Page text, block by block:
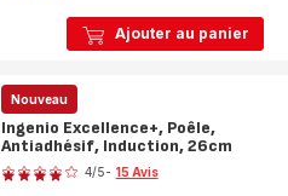
Ajouter au panier
Nouveau
Ingenio Excellence+, Poêle,
Antiadhésif, Induction, 26cm
Note
4/5- 15 Avis